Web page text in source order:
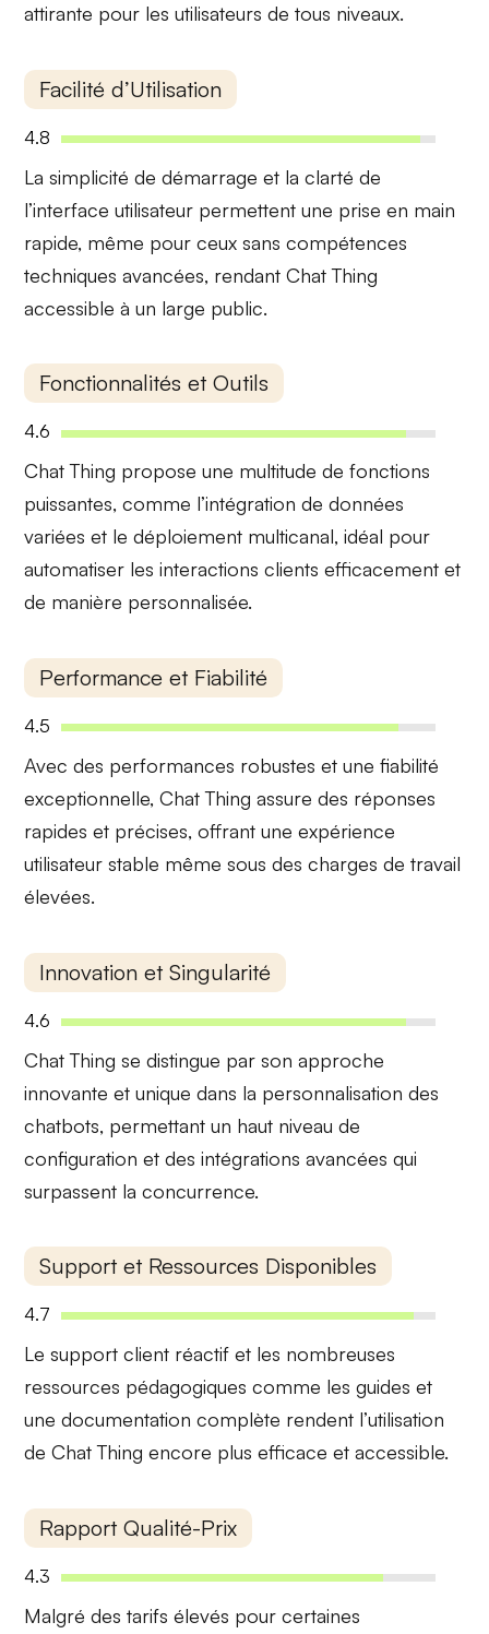
attirante pour les utilisateurs de tous niveaux.
Facilité d’Utilisation
4.8
Lasimplicité de démarrage et la clarté de
l’interface utilisateur permettent une prise en main
rapide, même pour ceux sans compétences
techniques avancées, rendant Chat Thing
accessible à un large public.
Fonctionnalités et Outils
4.6
Chat Thing propose une multitude defonctions
puissantes, comme l’intégration de données
variées et le déploiement multicanal, idéal pour
automatiser les interactions clients efficacement et
de manière personnalisée.
Performance et Fiabilité
4.5
Avec des performances robustes et une fiabilité
exceptionnelle, Chat Thing assure des réponses
rapides et précises, offrant une expérience
utilisateur stable même sous des charges de travail
élevées.
Innovation et Singularité
4.6
Chat Thing se distingue par son approche
innovante et unique dans la personnalisation des
chatbots, permettant un haut niveau de
configuration et des intégrations avancées qui
surpassent la concurrence.
Support et Ressources Disponibles
4.7
Lesupport client réactif et les nombreuses
ressources pédagogiques comme les guides et
une documentation complète rendent l’utilisation
de Chat Thing encore plus efficace et accessible.
Rapport Qualité-Prix
4.3
Malgré destarifs élevés pour certaines